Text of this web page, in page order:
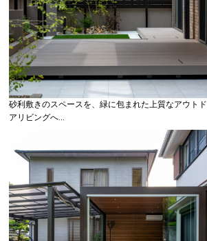
砂利敷きのスペースを、緑に包まれた上質なアウトド
アリビングへ...